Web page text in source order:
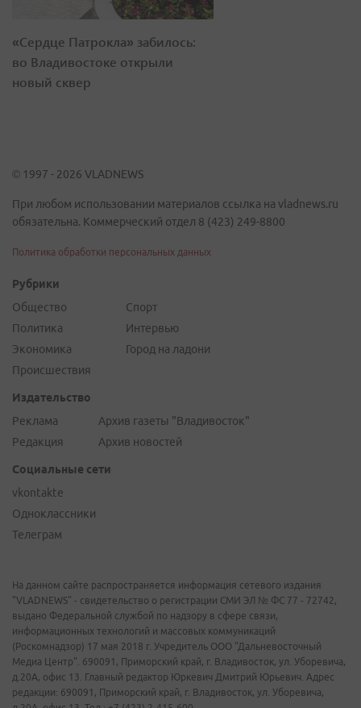
«Сердце Патрокла» забилось:
во Владивостоке открыли
новый сквер
© 1997 - 2026 VLADNEWS
При любом использовании материалов ссылка на vladnews.ru
обязательна. Коммерческий отдел 8 (423) 249-8800
Политика обработки персональных данных
Рубрики
Общество
Политика
Экономика
Происшествия
Спорт
Интервью
Город на ладони
Издательство
Реклама
Редакция
Архив газеты "Владивосток"
Архив новостей
Социальные сети
vkontakte
Одноклассники
Телеграм
На данном сайте распространяется информация сетевого издания
"VLADNEWS" - свидетельство о регистрации СМИ ЭЛ № ФС 77 - 72742,
выдано Федеральной службой по надзору в сфере связи,
информационных технологий и массовых коммуникаций
(Роскомнадзор) 17 мая 2018 г. Учредитель ООО "Дальневосточный
Медиа Центр". 690091, Приморский край, г. Владивосток, ул. Уборевича,
д.20А, офис 13. Главный редактор Юркевич Дмитрий Юрьевич. Адрес
редакции: 690091, Приморский край, г. Владивосток, ул. Уборевича,